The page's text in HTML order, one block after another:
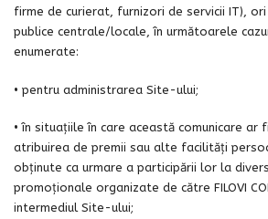
firme de curierat, furnizori de servicii IT),
publice centrale/locale, în următoarele
enumerate:
• pentru administrarea Site-ului;
• în situațiile în care această comunicare ar
atribuirea de premii sau alte facilități
obținute ca urmare a participării lor la
promoționale organizate de către FILOVI
intermediul Site-ului;